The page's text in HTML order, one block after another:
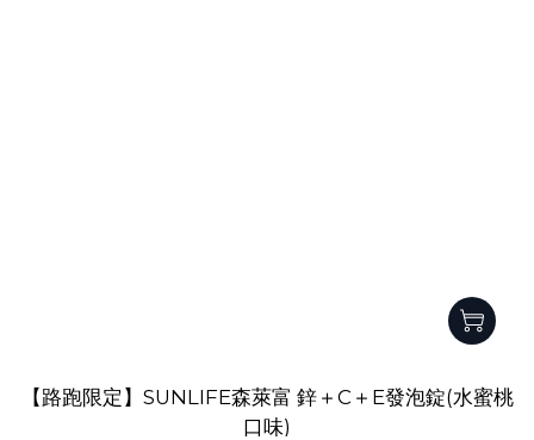
【路跑限定】SUNLIFE森萊富 鋅＋C＋E發泡錠(水蜜桃
口味)